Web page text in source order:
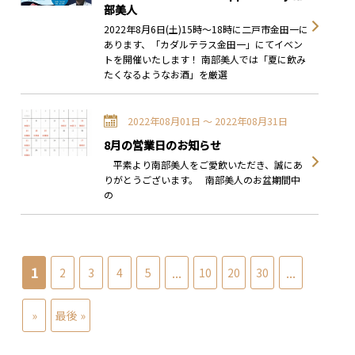
部美人
2022年8月6日(土)15時～18時に二戸市金田一に
あります、「カダルテラス金田一」にてイベン
トを開催いたします！ 南部美人では「夏に飲み
たくなるようなお酒」を厳選
2022年08月01日 〜 2022年08月31日
8月の営業日のお知らせ
平素より南部美人をご愛飲いただき、誠にあ
りがとうございます。 南部美人のお盆期間中
の
1 2 3 4 5 ... 10 20 30 ...
» 最後 »